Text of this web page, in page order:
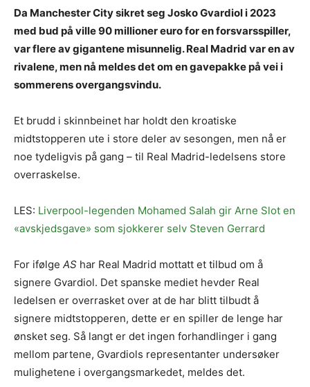
Da Manchester City sikret seg Josko Gvardiol i 2023
med bud på ville 90 millioner euro for en forsvarsspiller,
var flere av gigantene misunnelig. Real Madrid var en av
rivalene, men nå meldes det om en gavepakke på vei i
sommerens overgangsvindu.
Et brudd i skinnbeinet har holdt den kroatiske
midtstopperen ute i store deler av sesongen, men nå er
noe tydeligvis på gang – til Real Madrid-ledelsens store
overraskelse.
LES: Liverpool-legenden Mohamed Salah gir Arne Slot en
«avskjedsgave» som sjokkerer selv Steven Gerrard
For ifølge AS har Real Madrid mottatt et tilbud om å
signere Gvardiol. Det spanske mediet hevder Real
ledelsen er overrasket over at de har blitt tilbudt å
signere midtstopperen, dette er en spiller de lenge har
ønsket seg. Så langt er det ingen forhandlinger i gang
mellom partene, Gvardiols representanter undersøker
mulighetene i overgangsmarkedet, meldes det.